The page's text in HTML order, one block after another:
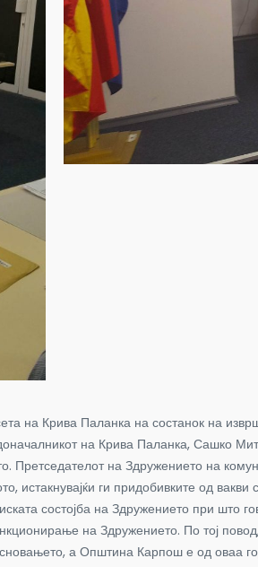
на Крива Паланка на состанок на
на Крива Паланка, Сашко
Претседателот на Здружението на
истакнувајќи ги придобивките од
состојба на Здружението при
на Здружението. По тој
а Општина Карпош е од оваа